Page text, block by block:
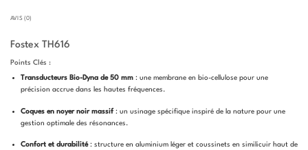
AVIS (0)
Fostex TH616
Points Clés :
Transducteurs Bio-Dyna de 50 mm: une membrane en bio-cellulose pour une
précision accrue dans les hautes fréquences.
Coques en noyer noir massif: un usinage spécifique inspiré de la nature pour une
gestion optimale des résonances.
Confort et durabilité: structure en aluminium léger et coussinets en similicuir haut de